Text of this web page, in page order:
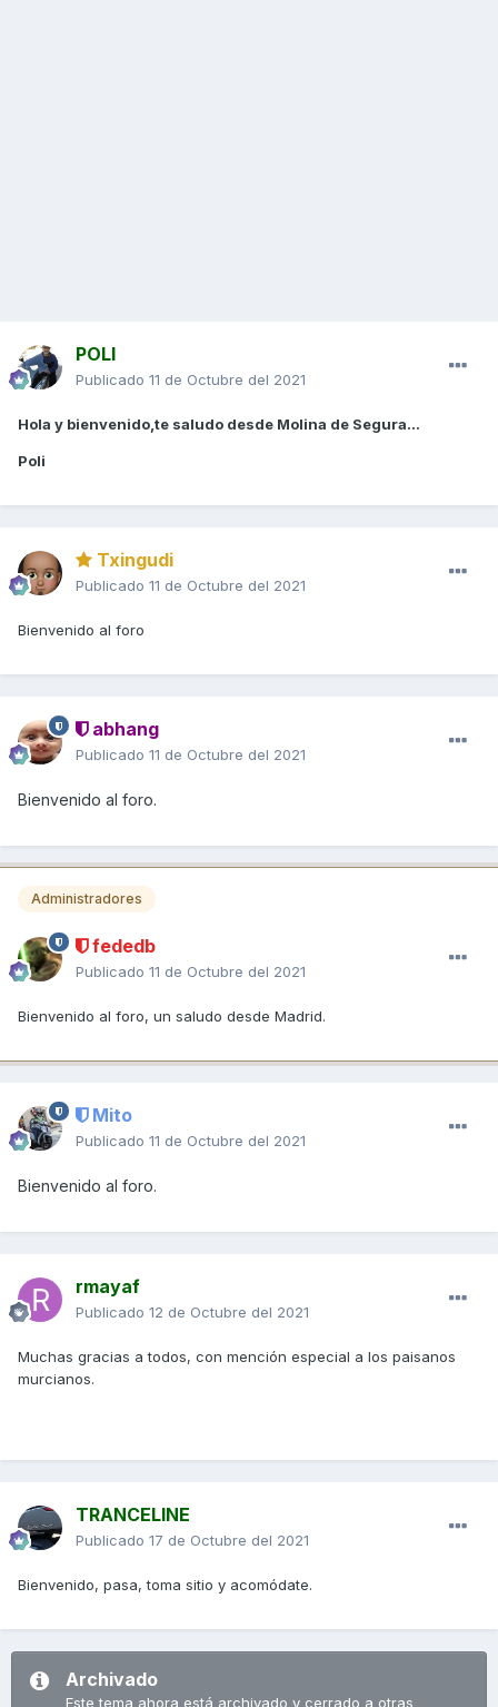
POLI
Publicado 11 de Octubre del 2021
Hola y bienvenido,te saludo desde Molina de Segura...
Poli
Txingudi
Publicado 11 de Octubre del 2021
Bienvenido al foro
abhang
Publicado 11 de Octubre del 2021
Bienvenido al foro.
Administradores
fededb
Publicado 11 de Octubre del 2021
Bienvenido al foro, un saludo desde Madrid.
Mito
Publicado 11 de Octubre del 2021
Bienvenido al foro.
rmayaf
Publicado 12 de Octubre del 2021
Muchas gracias a todos, con mención especial a los paisanos
murcianos.
TRANCELINE
Publicado 17 de Octubre del 2021
Bienvenido, pasa, toma sitio y acomódate.
Archivado
Este tema ahora está archivado y cerrado a otras